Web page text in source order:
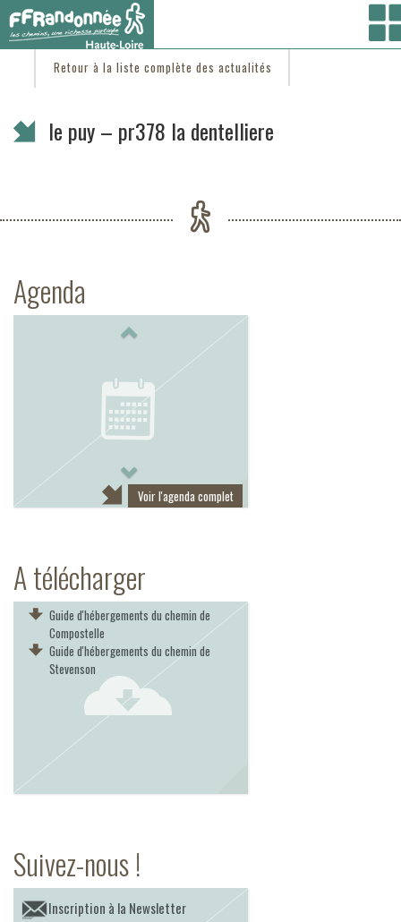
Vous êtes ici :Accueil/C'est d'actu
Retour à la liste complète des actualités
le puy – pr378 la dentelliere
Agenda
Voir l'agenda complet
A télécharger
Guide d'hébergements du chemin de
Compostelle
Guide d'hébergements du chemin de
Stevenson
Suivez-nous !
Inscription à la Newsletter